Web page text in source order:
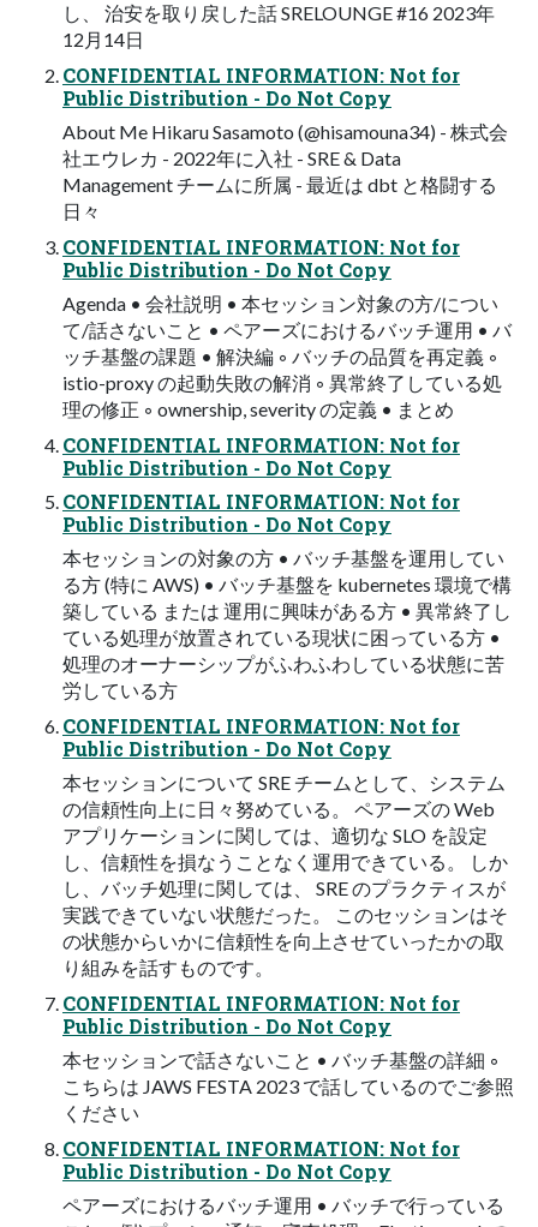
し、 治安を取り戻した話 SRELOUNGE #16 2023年
12月14日
CONFIDENTIAL INFORMATION: Not for
Public Distribution - Do Not Copy
About Me Hikaru Sasamoto (@hisamouna34) - 株式会
社エウレカ - 2022年に入社 - SRE & Data
Management チームに所属 - 最近は dbt と格闘する
日々
CONFIDENTIAL INFORMATION: Not for
Public Distribution - Do Not Copy
Agenda • 会社説明 • 本セッション対象の方/につい
て/話さないこと • ペアーズにおけるバッチ運用 • バ
ッチ基盤の課題 • 解決編 ◦ バッチの品質を再定義 ◦
istio-proxy の起動失敗の解消 ◦ 異常終了している処
理の修正 ◦ ownership, severity の定義 • まとめ
CONFIDENTIAL INFORMATION: Not for
Public Distribution - Do Not Copy
CONFIDENTIAL INFORMATION: Not for
Public Distribution - Do Not Copy
本セッションの対象の方 • バッチ基盤を運用してい
る方 (特に AWS) • バッチ基盤を kubernetes 環境で構
築している または 運用に興味がある方 • 異常終了し
ている処理が放置されている現状に困っている方 •
処理のオーナーシップがふわふわしている状態に苦
労している方
CONFIDENTIAL INFORMATION: Not for
Public Distribution - Do Not Copy
本セッションについて SRE チームとして、システム
の信頼性向上に日々努めている。 ペアーズの Web
アプリケーションに関しては、適切な SLO を設定
し、信頼性を損なうことなく運用できている。 しか
し、バッチ処理に関しては、 SRE のプラクティスが
実践できていない状態だった。 このセッションはそ
の状態からいかに信頼性を向上させていったかの取
り組みを話すものです。
CONFIDENTIAL INFORMATION: Not for
Public Distribution - Do Not Copy
本セッションで話さないこと • バッチ基盤の詳細 ◦
こちらは JAWS FESTA 2023 で話しているのでご参照
ください
CONFIDENTIAL INFORMATION: Not for
Public Distribution - Do Not Copy
ペアーズにおけるバッチ運用 • バッチで行っている